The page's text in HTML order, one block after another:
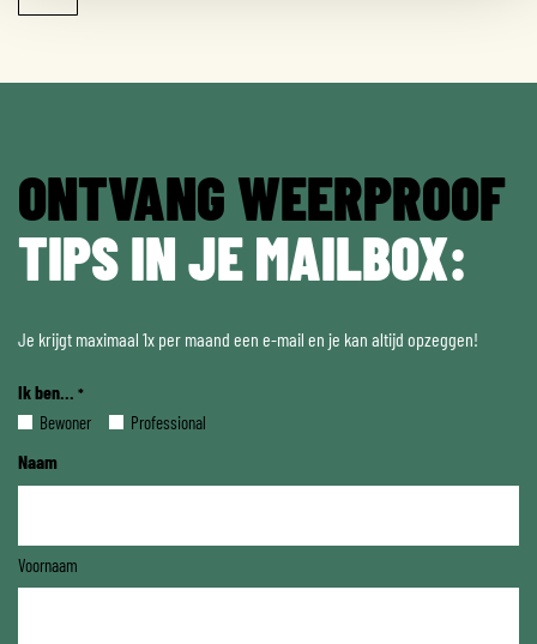
ONTVANG WEERPROOF
TIPS IN JE MAILBOX:
Je krijgt maximaal 1x per maand een e-mail en je kan altijd opzeggen!
Ik ben... *
Bewoner Professional
Naam
Voornaam